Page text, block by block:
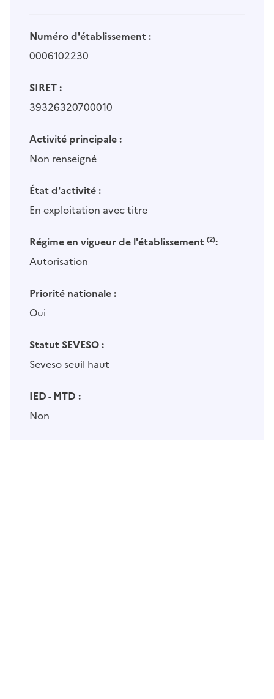
Numéro d'établissement :
0006102230
SIRET :
39326320700010
Activité principale :
Non renseigné
État d'activité :
En exploitation avec titre
Régime en vigueur de l'établissement (2):
Autorisation
Priorité nationale :
Oui
Statut SEVESO :
Seveso seuil haut
IED - MTD :
Non